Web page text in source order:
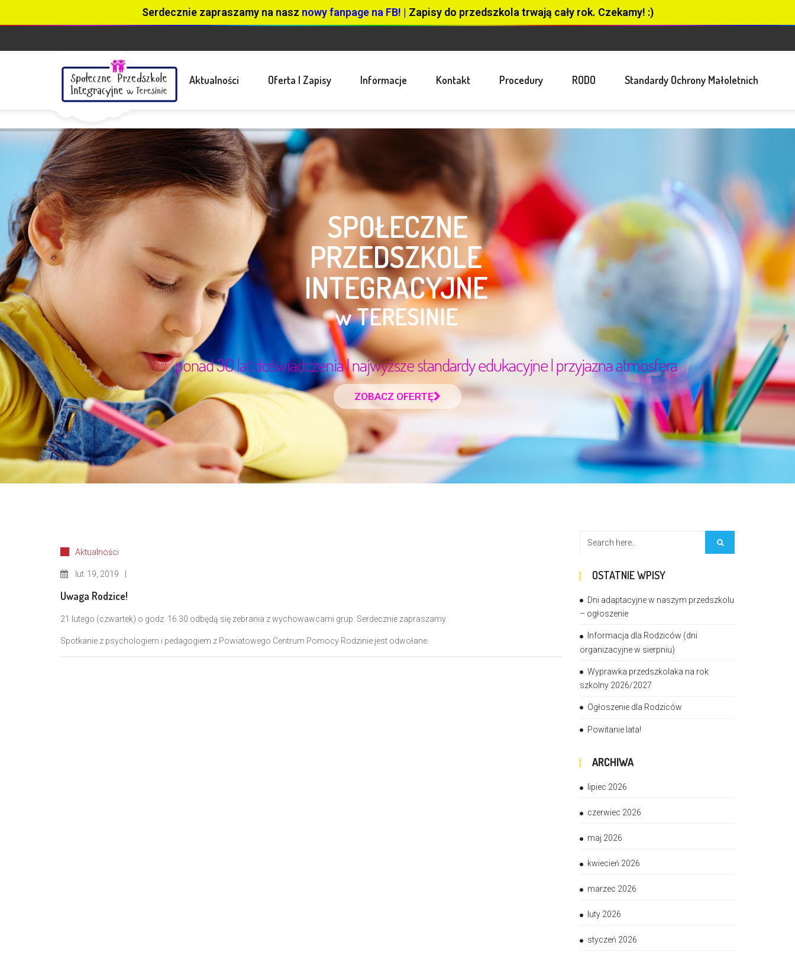
Serdecznie zapraszamy na nasz nowy fanpage na FB! | Zapisy do przedszkola trwają cały rok. Czekamy! :)
Aktualności Oferta I Zapisy Informacje Kontakt Procedury RODO Standardy Ochrony Małoletnich
Aktualności
lut 19, 2019
Uwaga Rodzice!
21 lutego (czwartek) o godz. 16.30 odbędą się zebrania z wychowawcami grup. Serdecznie zapraszamy.
Spotkanie z psychologiem i pedagogiem z Powiatowego Centrum Pomocy Rodzinie jest odwołane.
OSTATNIE WPISY
Dni adaptacyjne w naszym przedszkolu
– ogłoszenie
Informacja dla Rodziców (dni
organizacyjne w sierpniu)
Wyprawka przedszkolaka na rok
szkolny 2026/2027
Ogłoszenie dla Rodziców
Powitanie lata!
ARCHIWA
lipiec 2026
czerwiec 2026
maj 2026
kwiecień 2026
marzec 2026
luty 2026
styczeń 2026